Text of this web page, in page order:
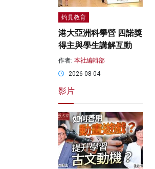
灼見教育
港大亞洲科學營 四諾獎
得主與學生講解互動
作者: 本社編輯部
2026-08-04
影片